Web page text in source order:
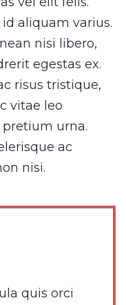
aliquam varius.
nisi libero,
egestas ex.
risus tristique,
vitae leo
urna.
ac
nisi.
quis orci